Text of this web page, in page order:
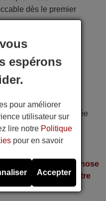
dès le premier
utilisent cette
tension 1,5 V utilisée
télécommandes.
je faire quelque chose
sans y mettre
espérons
pour améliorer
utilisateur sur
lire notre Politique
pour en savoir
Accepter